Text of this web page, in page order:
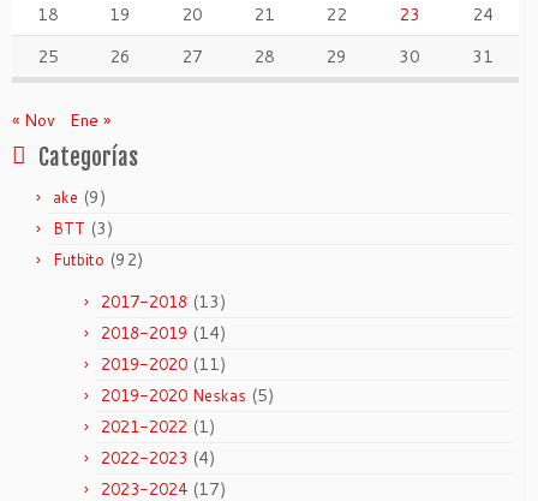
18
19 20 21 22 23
24
25
26 27 28 29 30 31
« Nov Ene »
Categorías
ake (9)
BTT (3)
Futbito (92)
2017-2018 (13)
2018-2019 (14)
2019-2020 (11)
2019-2020 Neskas (5)
2021-2022 (1)
2022-2023 (4)
2023-2024 (17)